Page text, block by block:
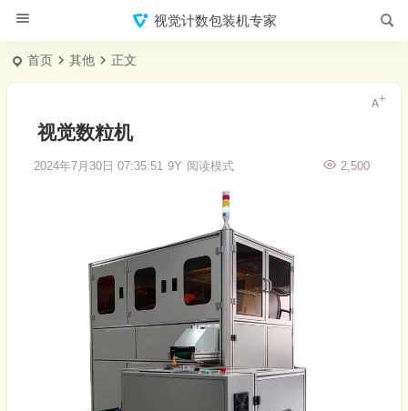
视觉计数包装机专家
首页 其他 正文
视觉数粒机
2024年7月30日 07:35:51 9Y 2,500
阅读模式